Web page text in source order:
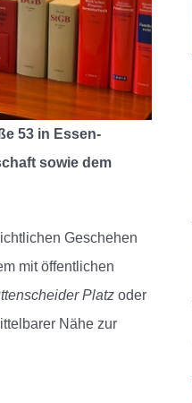
53 in Essen-
sowie dem
Geschehen
mit öffentlichen
Platzoder
Nähe zur